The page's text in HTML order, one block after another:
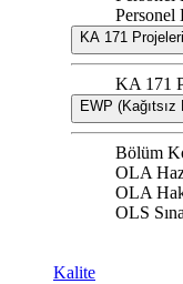
KA 171
KA 171
EWP
Bölüm
OLA
OLA
OLS
Kalite